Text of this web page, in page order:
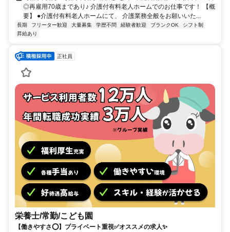
◎再雇用70歳まであり♪ 介護付有料老人ホームでのお仕事です！ 【概
要】 ●介護付有料老人ホームにて、 介護業務全般をお願いいた...
長期 フリーター歓迎 大量募集 学歴不問 経験者歓迎 ブランクOK
シフト制
昇給あり
正社員
栄養士/常勤/こども園
【働きやすさ⭕️】プライベート重視✅️オススメの求人✨